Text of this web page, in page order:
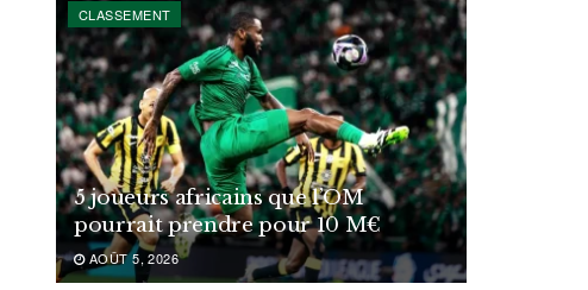
CLASSEMENT
5 joueurs africains que l’OM
pourrait prendre pour 10 M€
AOÛT 5, 2026